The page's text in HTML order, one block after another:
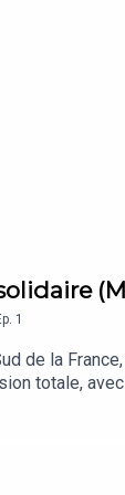
1
de la
totale,
un projet
Saint-
de